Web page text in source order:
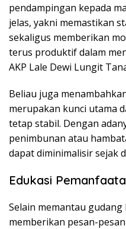
pendampingan kepada
jelas, yakni memastikan
sekaligus memberikan
terus produktif dalam
AKP Lale Dewi Lungit
Beliau juga
merupakan kunci utama
tetap stabil. Dengan
penimbunan atau
dapat diminimalisir sejak
Edukasi
Selain memantau
memberikan pesan-